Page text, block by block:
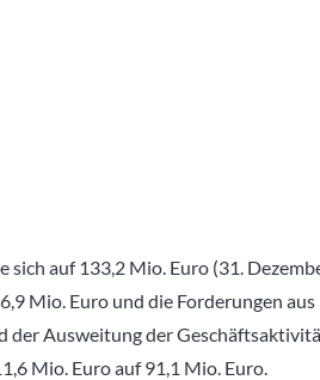
auf 133,2 Mio. Euro (31.
Mio. Euro und die Forderungen
der Ausweitung der
Mio. Euro auf 91,1 Mio. Euro.